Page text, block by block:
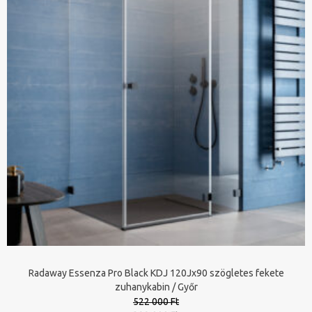
Radaway Essenza Pro Black KDJ 120Jx90 szögletes fekete
zuhanykabin / Győr
522 000 Ft